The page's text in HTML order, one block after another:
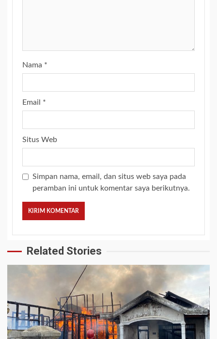
Nama *
Email *
Situs Web
Simpan nama, email, dan situs web saya pada
peramban ini untuk komentar saya berikutnya.
Related Stories